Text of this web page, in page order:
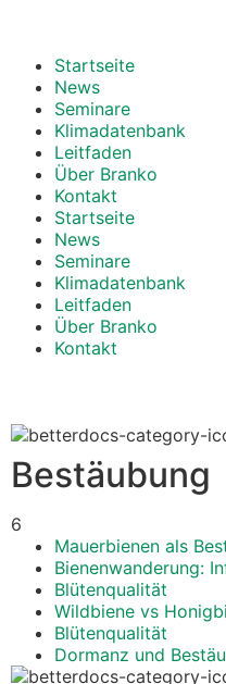
Startseite
News
Seminare
Klimadatenbank
Leitfaden
Über Branko
Kontakt
Startseite
News
Seminare
Klimadatenbank
Leitfaden
Über Branko
Kontakt
Bestäubung
6
Mauerbienen als
Bienenwanderung:
Blütenqualität
Wildbiene vs
Blütenqualität
Dormanz und